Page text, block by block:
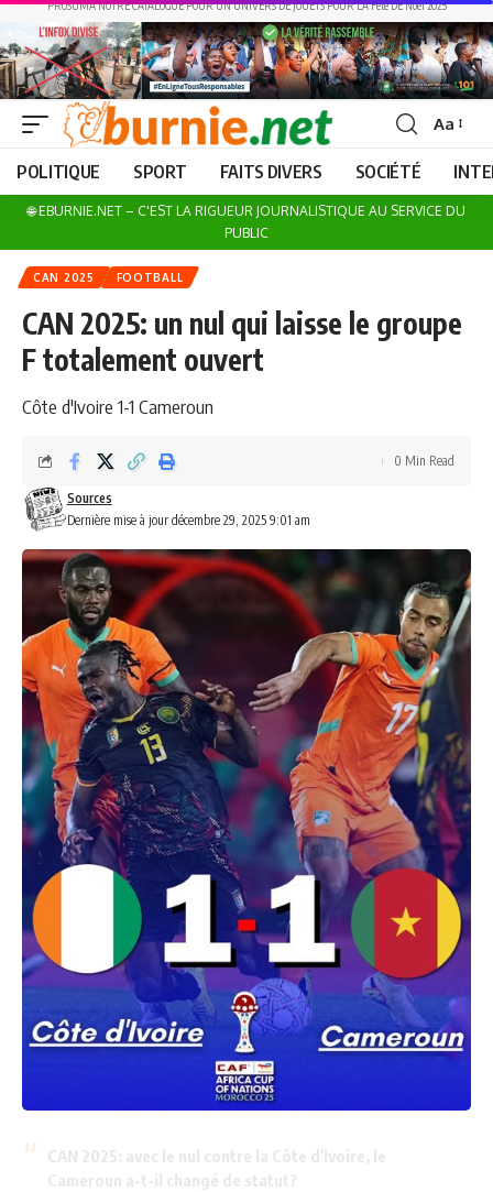
PROSUMA NOTRE CATALOGUE POUR UN UNIVERS DE JOUETS POUR LA Fête DE Noël 2025
Font
Resizer
Aa
POLITIQUE SPORT FAITS DIVERS SOCIÉTÉ
🌐 EBURNIE.NET – C'EST LA RIGUEUR JOURNALISTIQUE AU SERVICE DU
PUBLIC
CAN 2025 FOOTBALL
CAN 2025: un nul qui laisse le groupe
F totalement ouvert
Côte d'Ivoire 1-1 Cameroun
Dernière mise à jour décembre 29, 2025 9:01 am
Sources
0 Min Read